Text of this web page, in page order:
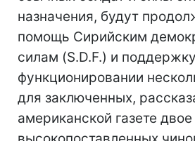
назначения, будут
помощь Сирийским
силам (S.D.F.) и
функционировании
для заключенных,
американской газете двое